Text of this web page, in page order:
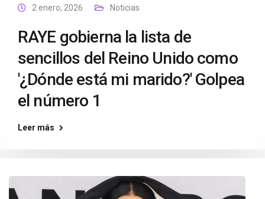
2 enero, 2026 Noticias
RAYE gobierna la lista de
sencillos del Reino Unido como
'¿Dónde está mi marido?' Golpea
el número 1
Leer más